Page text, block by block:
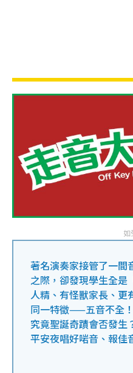
著名演奏家接管了一間
之際，卻發現學生全是
人精、有怪獸家長、更
同一特徵——五音不全！
究竟聖誕奇蹟會否發生
平安夜唱好啱音、報佳